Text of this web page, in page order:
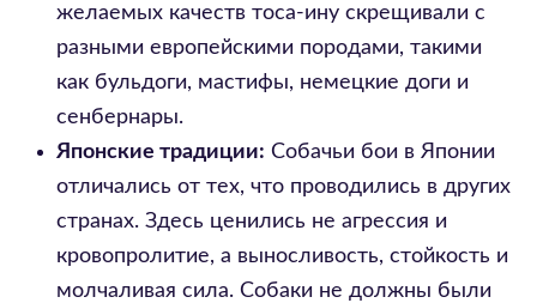
желаемых качеств тоса-ину скрещивали с
разными европейскими породами, такими
как бульдоги, мастифы, немецкие доги и
сенбернары.
Японские традиции: Собачьи бои в Японии
отличались от тех, что проводились в других
странах. Здесь ценились не агрессия и
кровопролитие, а выносливость, стойкость и
молчаливая сила. Собаки не должны были